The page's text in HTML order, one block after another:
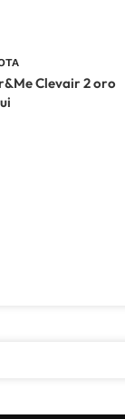
Clevair 2 oro